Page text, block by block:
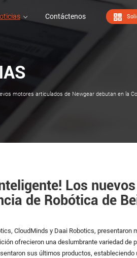
Contáctenos
motores articulados de Newgear debutan en la
Los
de Robótica de
CloudMinds y Daai Robotics, presentaron
ofrecieron una deslumbrante variedad de
sus últimos productos, estableciendo